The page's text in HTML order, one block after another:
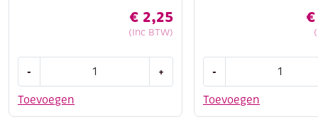
€ 2,25
(Inc BTW)
Toevoegen
-
marker
+
€
Toevoegen
-
acrylmarkers